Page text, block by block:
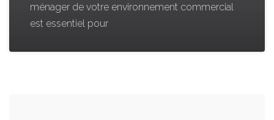
ménager de votre environnement commercial
est essentiel pour